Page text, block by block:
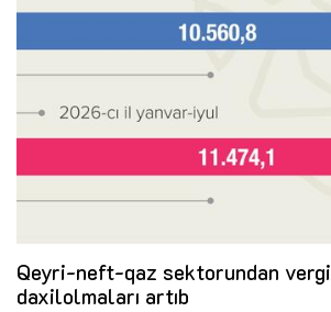
Qeyri-neft-qaz sektorundan vergi
daxilolmaları artıb